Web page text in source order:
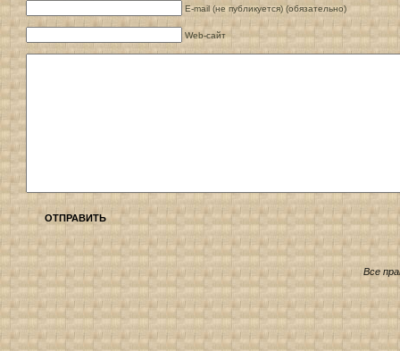
E-mail (не публикуется) (обязательно)
Web-сайт
ОТПРАВИТЬ
Все